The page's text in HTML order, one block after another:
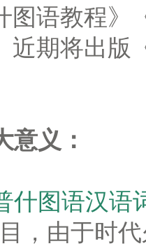
图语教程
近期将出版
意义：
什图语汉语
，由于时